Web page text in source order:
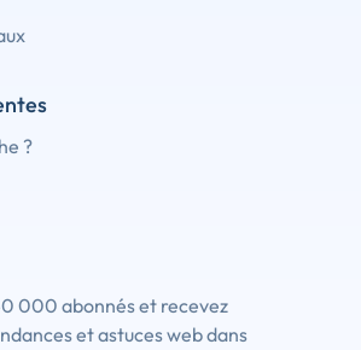
?
000 abonnés et recevez
et astuces web dans